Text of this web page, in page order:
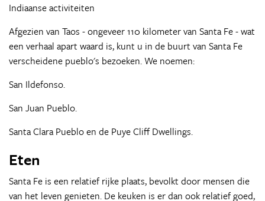
Indiaanse activiteiten
Afgezien van Taos - ongeveer 110 kilometer van Santa Fe - wat
een verhaal apart waard is, kunt u in de buurt van Santa Fe
verscheidene pueblo's bezoeken. We noemen:
San Ildefonso.
San Juan Pueblo.
Santa Clara Pueblo en de Puye Cliff Dwellings.
Eten
Santa Fe is een relatief rijke plaats, bevolkt door mensen die
van het leven genieten. De keuken is er dan ook relatief goed,